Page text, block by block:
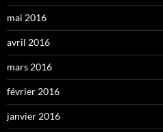
mai 2016
avril 2016
mars 2016
février 2016
janvier 2016